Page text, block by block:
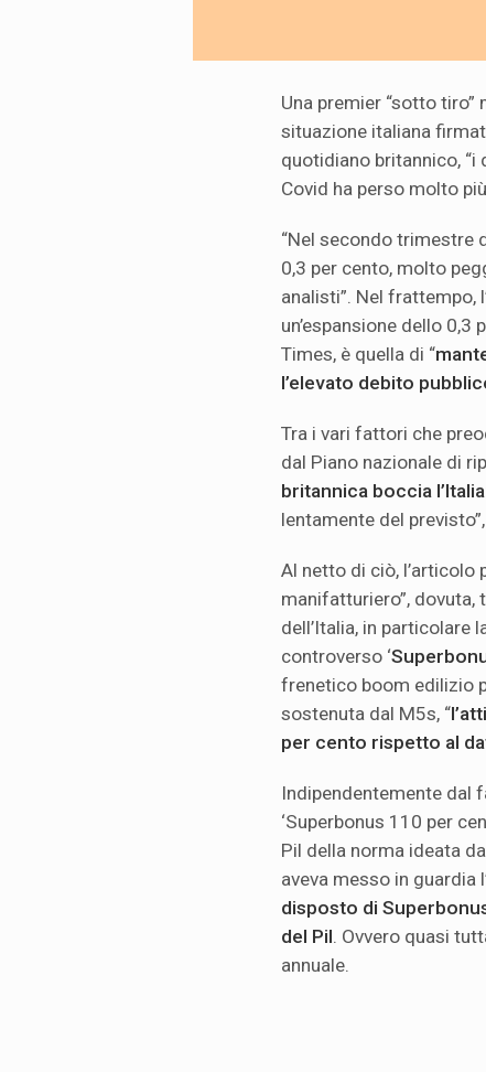
Una premier “sotto tiro”
situazione italiana
quotidiano britannico,
Covid ha perso molto
“Nel secondo trimestre
0,3 per cento, molto
analisti”. Nel frattempo,
un’espansione dello 0,3
Times, è quella di “
l’elevato debito
Tra i vari fattori che
dal Piano nazionale di
britannica boccia l’Italia
lentamente del
Al netto di ciò, l’articolo
manifatturiero”, dovuta,
dell’Italia, in particolare
controverso ‘
frenetico boom edilizio
sostenuta dal M5s, “
per cento rispetto al
Indipendentemente dal
‘Superbonus 110 per
Pil della norma ideata
aveva messo in guardia
disposto di
del Pil . Ovvero quasi
annuale.